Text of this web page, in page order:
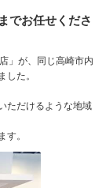
でお任せくださ
」が、同じ高崎市内
した。
ただけるような地域
す。